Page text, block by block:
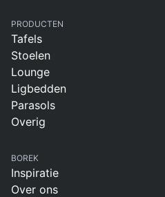
PRODUCTEN
Tafels
Stoelen
Lounge
Ligbedden
Parasols
Overig
BOREK
Inspiratie
Over ons